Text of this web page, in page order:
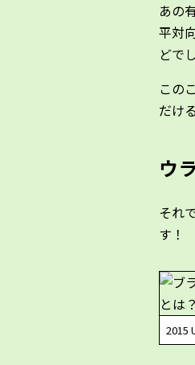
あの
平対
どで
この
だけ
ウ
それ
す！
2015